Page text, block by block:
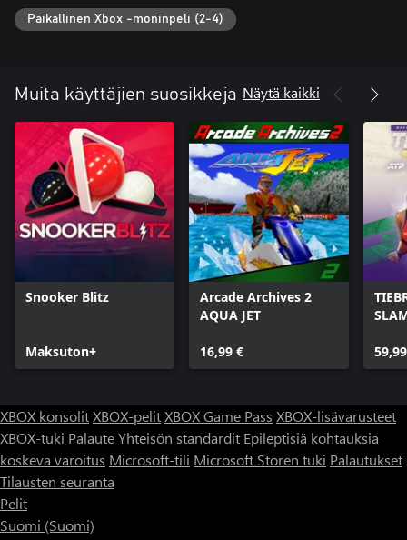
Paikallinen Xbox -moninpeli (2-4)
Muita käyttäjien suosikkeja Näytä kaikki
Snooker Blitz
Maksuton+
Arcade Archives 2
AQUA JET
16,99 €
XBOX konsolitXBOX-pelitXBOX Game Pass XBOX-lisävarusteet
XBOX-tuki PalauteYhteisön standardit Epileptisiä kohtauksia
koskeva varoitus Microsoft-tili Microsoft Storen tuki Palautukset
Tilausten seuranta
Pelit
Suomi (Suomi)